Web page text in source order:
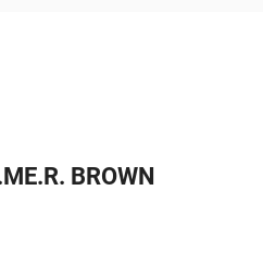
BROWN